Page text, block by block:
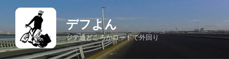
テ
ン
ツ
デフよん
ジテ通どころかロードで外回り